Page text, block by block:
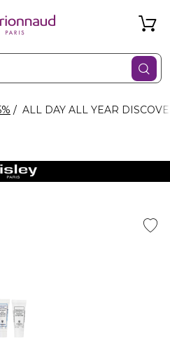
ALL DAY ALL YEAR